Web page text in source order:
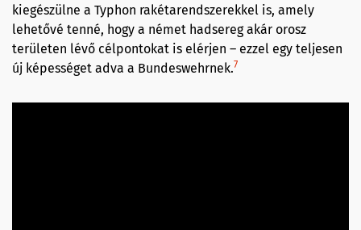
kiegészülne a Typhon rakétarendszerekkel is, amely
lehetővé tenné, hogy a német hadsereg akár orosz
területen lévő célpontokat is elérjen – ezzel egy teljesen
új képességet adva a Bundeswehrnek.7